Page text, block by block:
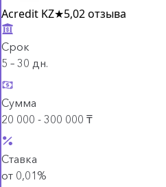
Acredit KZ★5,02 отзыва
Срок
5 – 30 дн.
Сумма
20 000 - 300 000 ₸
Ставка
от 0,01%